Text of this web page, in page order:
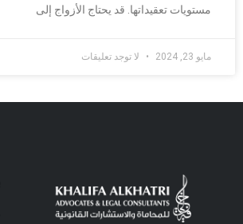
مستويات تعقيداتها. قد يحتاج الأزواج إلى
مايو 23, 2024 لا توجد تعليقات